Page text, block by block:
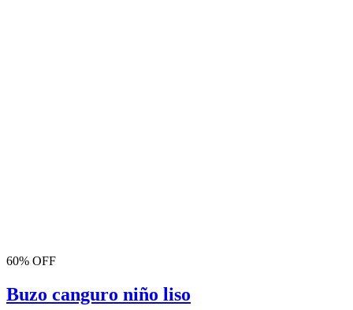
60% OFF
Buzo canguro niño liso